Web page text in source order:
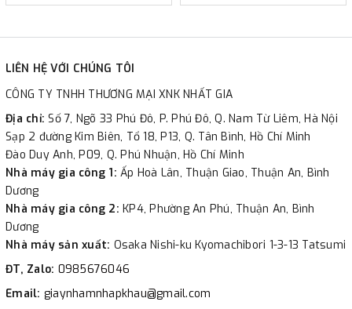
LIÊN HỆ VỚI CHÚNG TÔI
CÔNG TY TNHH THƯƠNG MẠI XNK NHẤT GIA
Địa chỉ:Số 7, Ngõ 33 Phú Đô, P. Phú Đô, Q. Nam Từ Liêm, Hà Nội
Sạp 2 đường Kim Biên, Tổ 18, P13, Q. Tân Bình, Hồ Chí Minh
Đào Duy Anh, P09, Q. Phú Nhuận, Hồ Chí Minh
Nhà máy gia công 1: Ấp Hoà Lân, Thuận Giao, Thuận An, Bình
Dương
Nhà máy gia công 2: KP4, Phường An Phú, Thuận An, Bình
Dương
Nhà máy sản xuất: Osaka Nishi-ku Kyomachibori 1-3-13 Tatsumi
ĐT, Zalo: 0985676046
Email: giaynhamnhapkhau@gmail.com